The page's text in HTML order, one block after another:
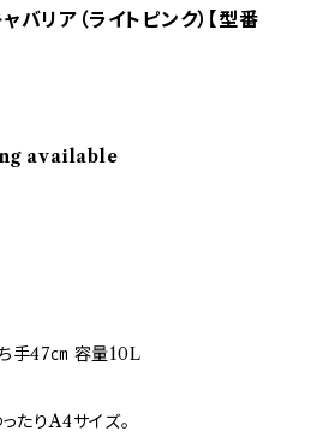
バリア（ライトピンク）【型番
available
手47㎝ 容量10L
たりA4サイズ。